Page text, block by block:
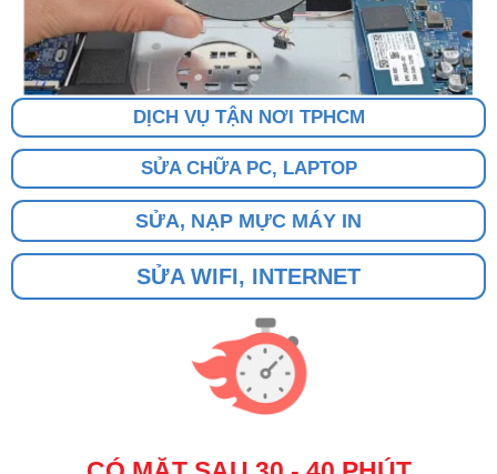
DỊCH VỤ TẬN NƠI TPHCM
SỬA CHỮA PC, LAPTOP
SỬA, NẠP MỰC MÁY IN
SỬA WIFI, INTERNET